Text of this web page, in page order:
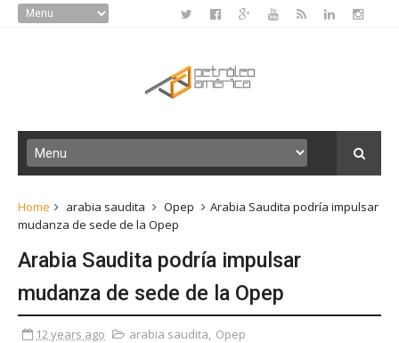
Home arabia saudita Opep
Arabia Saudita podría impulsar
mudanza de sede de la Opep
Arabia Saudita podría impulsar
mudanza de sede de la Opep
12 years ago arabia saudita, Opep